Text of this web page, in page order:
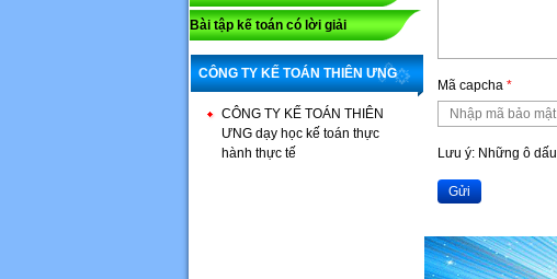
Bài tập kế toán có lời giải
CÔNG TY KẾ TOÁN THIÊN ƯNG
CÔNG TY KẾ TOÁN THIÊN
ƯNG dạy học kế toán thực
hành thực tế
Mã capcha *
Lưu ý: Những ô dấu
Gửi